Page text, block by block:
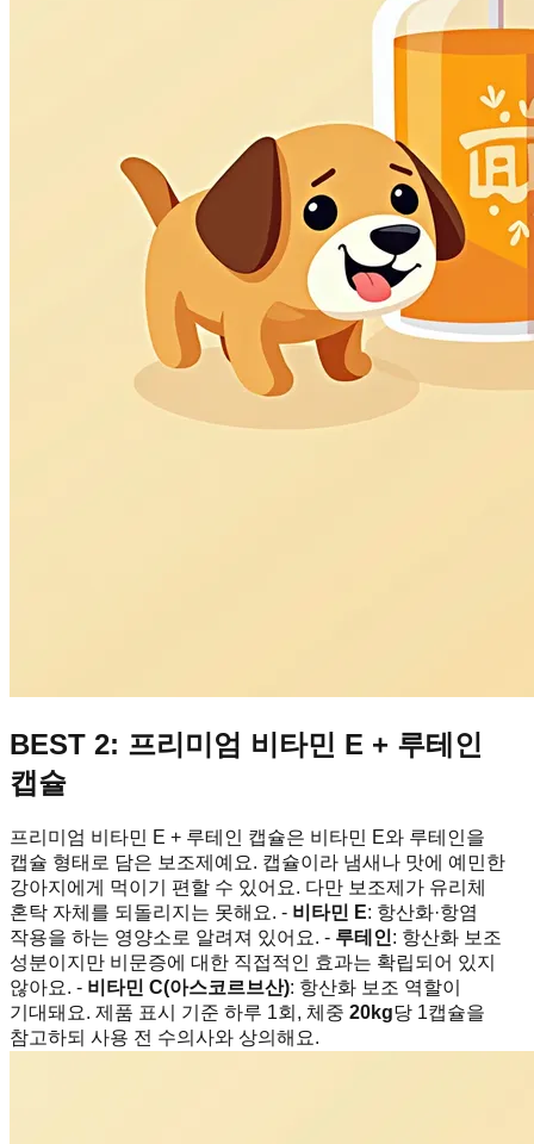
BEST 2: 프리미엄 비타민 E + 루테인
캡슐
프리미엄 비타민 E + 루테인 캡슐은 비타민 E와 루테인을
캡슐 형태로 담은 보조제예요. 캡슐이라 냄새나 맛에 예민한
강아지에게 먹이기 편할 수 있어요. 다만 보조제가 유리체
혼탁 자체를 되돌리지는 못해요. - 비타민 E: 항산화·항염
작용을 하는 영양소로 알려져 있어요. - 루테인: 항산화 보조
성분이지만 비문증에 대한 직접적인 효과는 확립되어 있지
않아요. - 비타민 C(아스코르브산): 항산화 보조 역할이
기대돼요. 제품 표시 기준 하루 1회, 체중 20kg당 1캡슐을
참고하되 사용 전 수의사와 상의해요.